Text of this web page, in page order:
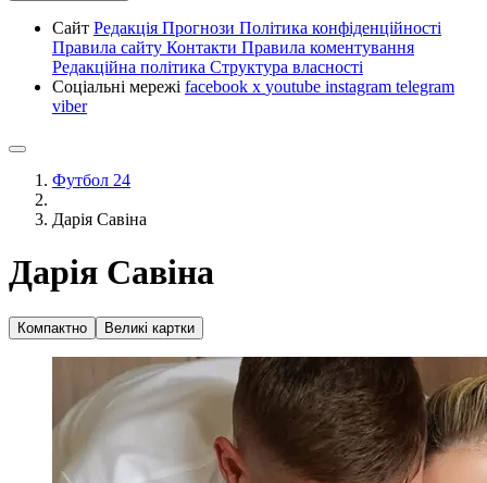
Сайт Редакція Прогнози Політика конфіденційності
Правила сайту Контакти Правила коментування
Редакційна політика Структура власності
Соціальні мережі facebook x youtube instagram telegram
viber
Футбол 24
Дарія Савіна
Дарія Савіна
Компактно Великі картки